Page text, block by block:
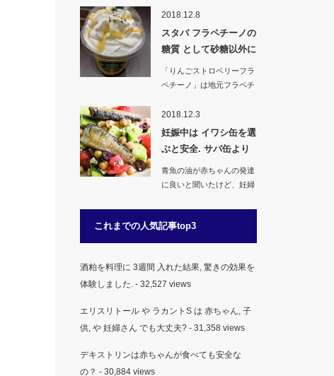
2018.12.8
スタバ フラペチーノの
糖質 として砂糖以外に
入っ…
「りんごストロベリーフラ
ペチーノ」は地元フラペチ
森…
2018.12.3
妊娠中は イワシ缶を選
ぶと安全. サバ缶より
安心な…
青魚の油が赤ちゃんの発達
に良いと聞いたけど、妊婦
これまでの人気記事top3
酒粕を料理に 3週間 入れた結果, 驚きの効果を
体験しました.- 32,527 views
エリスリトール や ラカントS は 赤ちゃん, 子
供, や 妊婦さん でも大丈夫?- 31,358 views
デキストリンは赤ちゃんが食べても安全な
の？ - 30,884 views